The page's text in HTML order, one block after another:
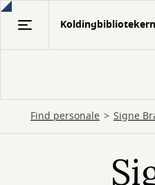
Gå
Find personale Signe